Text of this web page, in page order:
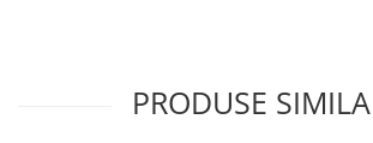
PRODUSE